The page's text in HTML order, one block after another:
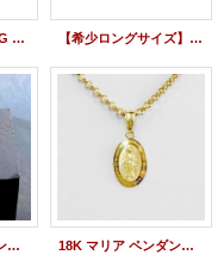
【希少】BREITLING ブライトリング ベントレーGMT A47362 49mm用 純正 ラバーベルト 黒 ブラック 【希少ロングサイズ】HARRY WINSTON ハリーウィンストン アヴェニューC クロノグラフ 330/MCA用 純正 クロコダイルベルト 茶 純正 美品
18K マリア ペンダント ネックレス イエローゴールド M チャーム メンズ レディース 18K マリア ペンダントトップ イエローゴールド S チャーム メンズ レディース